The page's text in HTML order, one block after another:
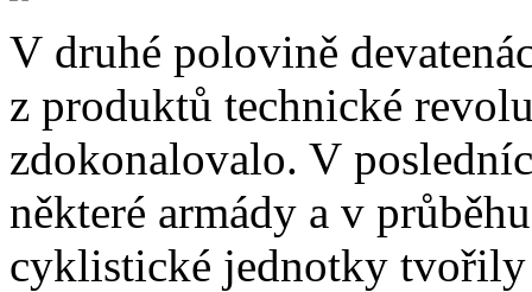
V druhé polovině
z produktů technické
zdokonalovalo. V
některé armády a v
cyklistické jednotky tvořily